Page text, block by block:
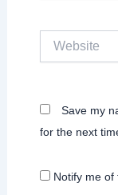
Save my
for the next
Notify me of